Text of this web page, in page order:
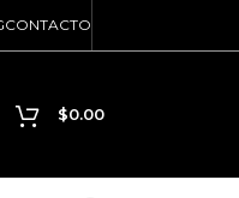
CONTACTO
$0.00